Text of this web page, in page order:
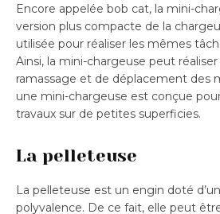
Encore appelée bob cat, la mini-
version plus compacte de la
utilisée pour réaliser les mêmes
Ainsi, la mini-chargeuse peut
ramassage et de déplacement des
une mini-chargeuse est conçue
travaux sur de petites superficies.
La pelleteuse
La pelleteuse est un engin doté
polyvalence. De ce fait, elle peut